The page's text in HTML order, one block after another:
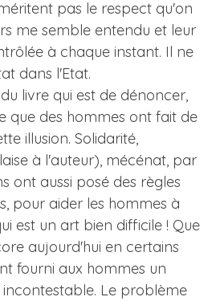
pas le respect qu'on
me semble entendu et leur
à chaque instant. Il ne
dans l'Etat.
livre qui est de dénoncer,
que des hommes ont fait de
illusion. Solidarité,
à l'auteur), mécénat, par
ont aussi posé des règles
pour aider les hommes à
est un art bien difficile ! Que
aujourd'hui en certains
fourni aux hommes un
Le problème